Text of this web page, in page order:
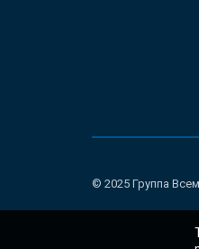
© 2025 Группа